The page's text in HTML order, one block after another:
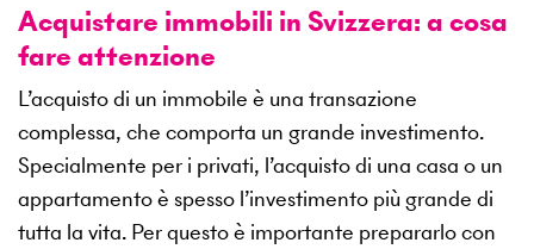
Acquistare immobili in Svizzera: a cosa
fare attenzione
L’acquisto di un immobile è una transazione
complessa, che comporta un grande investimento.
Specialmente per i privati, l’acquisto di una casa o un
appartamento è spesso l’investimento più grande di
tutta la vita. Per questo è importante prepararlo con